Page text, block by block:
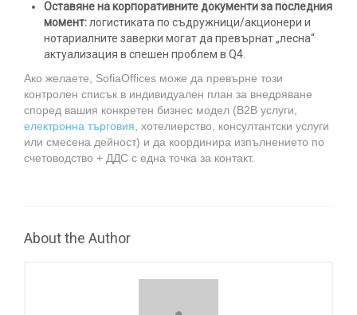
Оставяне на корпоративните документи за последния
момент:логистиката по съдружници/акционери и
нотариалните заверки могат да превърнат „лесна“
актуализация в спешен проблем в Q4.
Ако желаете, SofiaOffices може да превърне този
контролен списък в индивидуален план за внедряване
според вашия конкретен бизнес модел (B2B услуги,
електронна търговия, хотелиерство, консултантски услуги
или смесена дейност) и да координира изпълнението по
счетоводство + ДДС с една точка за контакт.
About the Author